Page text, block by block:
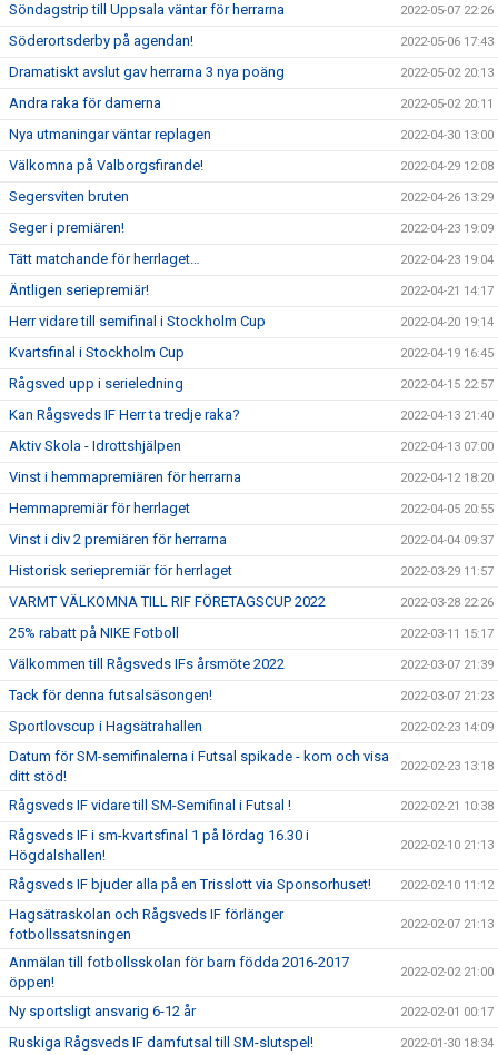
Söndagstrip till Uppsala väntar för herrarna 2022-05-07 22:26
Söderortsderby på agendan! 2022-05-06 17:43
Dramatiskt avslut gav herrarna 3 nya poäng 2022-05-02 20:13
Andra raka för damerna 2022-05-02 20:11
Nya utmaningar väntar replagen 2022-04-30 13:00
Välkomna på Valborgsfirande! 2022-04-29 12:08
Segersviten bruten 2022-04-26 13:29
Seger i premiären! 2022-04-23 19:09
Tätt matchande för herrlaget… 2022-04-23 19:04
Äntligen seriepremiär! 2022-04-21 14:17
Herr vidare till semifinal i Stockholm Cup 2022-04-20 19:14
Kvartsfinal i Stockholm Cup 2022-04-19 16:45
Rågsved upp i serieledning 2022-04-15 22:57
Kan Rågsveds IF Herr ta tredje raka? 2022-04-13 21:40
Aktiv Skola - Idrottshjälpen 2022-04-13 07:00
Vinst i hemmapremiären för herrarna 2022-04-12 18:20
Hemmapremiär för herrlaget 2022-04-05 20:55
Vinst i div 2 premiären för herrarna 2022-04-04 09:37
Historisk seriepremiär för herrlaget 2022-03-29 11:57
VARMT VÄLKOMNA TILL RIF FÖRETAGSCUP 2022 2022-03-28 22:26
25% rabatt på NIKE Fotboll 2022-03-11 15:17
Välkommen till Rågsveds IFs årsmöte 2022 2022-03-07 21:39
Tack för denna futsalsäsongen! 2022-03-07 21:23
Sportlovscup i Hagsätrahallen 2022-02-23 14:09
Datum för SM-semifinalerna i Futsal spikade - kom och visa
ditt stöd!
2022-02-23 13:18
Rågsveds IF vidare till SM-Semifinal i Futsal ! 2022-02-21 10:38
Rågsveds IF i sm-kvartsfinal 1 på lördag 16.30 i
Högdalshallen!
2022-02-10 21:13
Rågsveds IF bjuder alla på en Trisslott via Sponsorhuset! 2022-02-10 11:12
Hagsätraskolan och Rågsveds IF förlänger
fotbollssatsningen
2022-02-07 21:13
Anmälan till fotbollsskolan för barn födda 2016-2017
öppen!
2022-02-02 21:00
Ny sportsligt ansvarig 6-12 år 2022-02-01 00:17
Ruskiga Rågsveds IF damfutsal till SM-slutspel! 2022-01-30 18:34